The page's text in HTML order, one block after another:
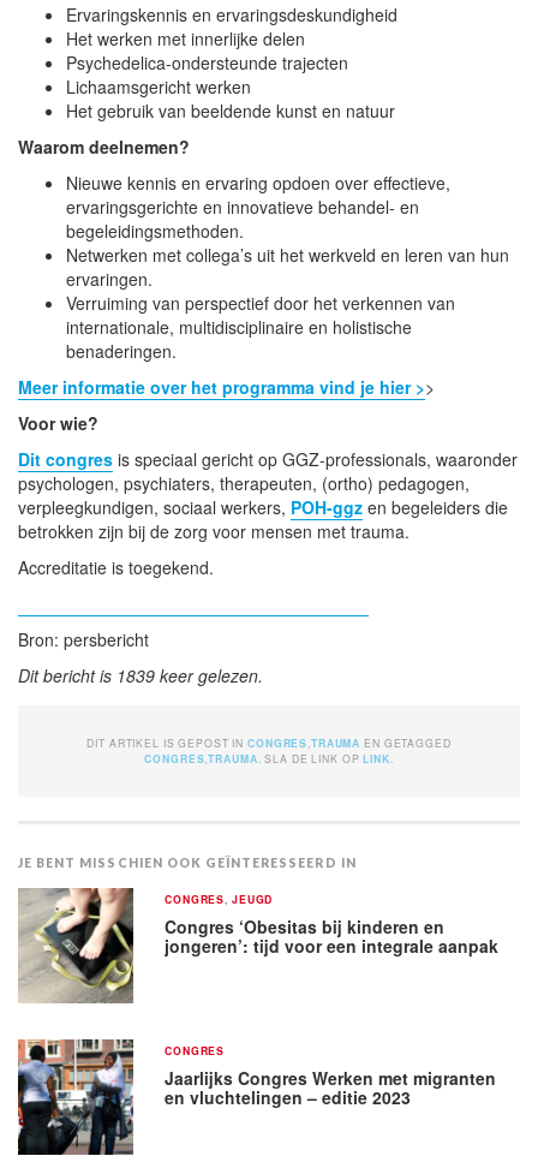
Ervaringskennis en ervaringsdeskundigheid
Het werken met innerlijke delen
Psychedelica-ondersteunde trajecten
Lichaamsgericht werken
Het gebruik van beeldende kunst en natuur
Waarom deelnemen?
Nieuwe kennis en ervaring opdoen over effectieve,
ervaringsgerichte en innovatieve behandel- en
begeleidingsmethoden.
Netwerken met collega’s uit het werkveld en leren van hun
ervaringen.
Verruiming van perspectief door het verkennen van
internationale, multidisciplinaire en holistische
benaderingen.
Meer informatie over het programma vind je hier >>
Voor wie?
Dit congres is speciaal gericht op GGZ-professionals, waaronder
psychologen, psychiaters, therapeuten, (ortho) pedagogen,
verpleegkundigen, sociaal werkers, POH-ggz en begeleiders die
betrokken zijn bij de zorg voor mensen met trauma.
Accreditatie is toegekend.
Bron: persbericht
Dit bericht is 1839 keer gelezen.
DIT ARTIKEL IS GEPOST INCONGRES ,TRAUMA EN GETAGGED
CONGRES ,TRAUMA . SLA DE LINK OPLINK
JE BENT MISSCHIEN OOK GEÏNTERESSEERD IN
CONGRES JEUGD
Congres ‘Obesitas bij kinderen en
jongeren’: tijd voor een integrale aanpak
CONGRES
Jaarlijks Congres Werken met migranten
en vluchtelingen – editie 2023